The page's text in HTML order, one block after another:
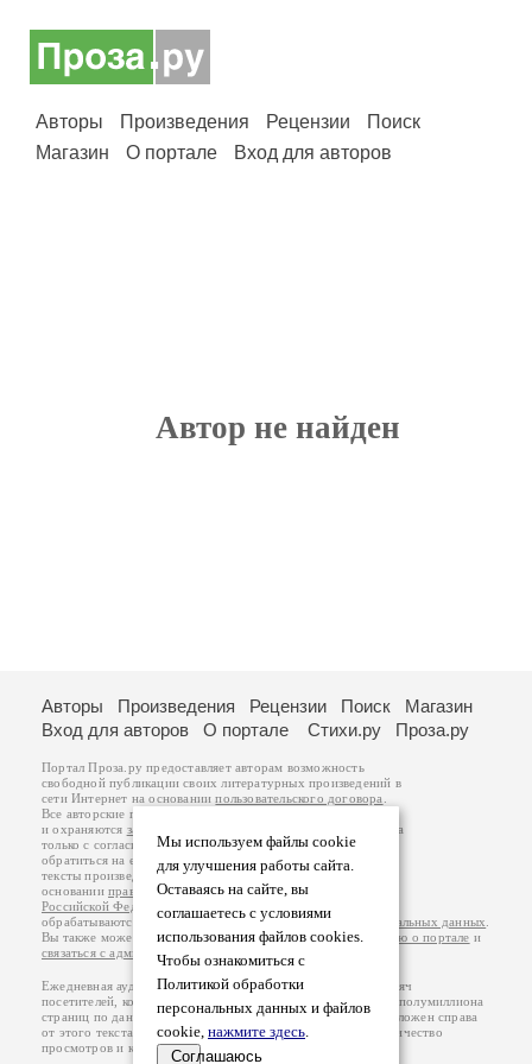
Авторы Произведения Рецензии
Поиск
Магазин
О портале Вход для авторов
Автор не найден
Мы используем файлы cookie
для улучшения работы сайта.
Оставаясь на сайте, вы
соглашаетесь с условиями
использования файлов cookies.
Чтобы ознакомиться с
Политикой обработки
персональных данных и файлов
cookie, нажмите здесь.
Соглашаюсь
Авторы Произведения Рецензии Поиск
Магазин
Вход для авторов
О портале Стихи.ру Проза.ру
Портал Проза.ру предоставляет авторам возможность
свободной публикации своих литературных произведений в
сети Интернет на основаниипользовательского договора
Все авторские права на произведения принадлежат авторам
и охраняются законом
. Перепечатка произведений возможна
только с согласия его автора, к которому вы можете
обратиться на его авторской странице. Ответственность за
тексты произведений авторы несут самостоятельно на
основанииправил публикацииизаконодательства
Российской Федерации
обрабатываются на основанииПолитики обработки персональных данных
Вы также можете посмотреть более подробнуюинформацию о портале и
связаться с администрацией
Ежедневная аудитория портала Проза.ру – порядка 100 тысяч
посетителей, которые в общей сумме просматривают более полумиллиона
страниц по данным счетчика посещаемости, который расположен справа
от этого текста. В каждой графе указано по две цифры: количество
просмотров и количество посетителей.